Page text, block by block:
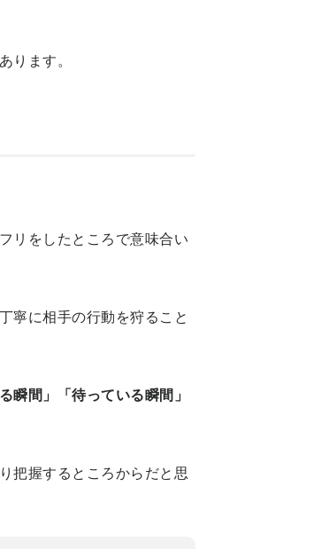
ります。
リをしたところで意味合い
寧に相手の行動を狩ること
瞬間」「待っている瞬間」
把握するところからだと思